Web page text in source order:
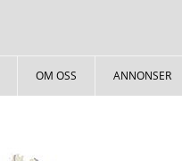
OM OSS ANNONSER